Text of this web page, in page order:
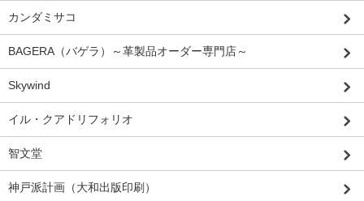
カンダミサコ
BAGERA（バゲラ）～革製品オーダー専門店～
Skywind
イル・クアドリフォリオ
智文堂
神戸派計画（大和出版印刷）